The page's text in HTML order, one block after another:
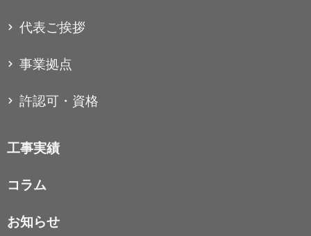
代表ご挨拶
事業拠点
許認可・資格
工事実績
コラム
お知らせ